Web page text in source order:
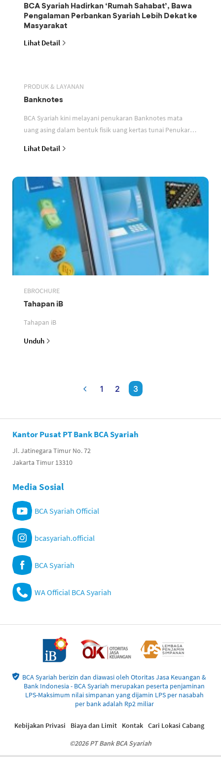
BCA Syariah Hadirkan ‘Rumah Sahabat’, Bawa
Pengalaman Perbankan Syariah Lebih Dekat ke
Masyarakat
Lihat Detail
PRODUK & LAYANAN
Banknotes
BCA Syariah kini melayani penukaran Banknotes mata
uang asing dalam bentuk fisik uang kertas tunai Penukaran
Lihat Detail
EBROCHURE
Tahapan iB
Tahapan iB
Unduh
1 2 3
Kantor Pusat PT Bank BCA Syariah
Jl. Jatinegara Timur No. 72
Jakarta Timur 13310
Media Sosial
BCA Syariah Official
bcasyariah.official
BCA Syariah
WA Official BCA Syariah
BCA Syariah berizin dan diawasi oleh Otoritas Jasa Keuangan &
Bank Indonesia - BCA Syariah merupakan peserta penjaminan
LPS-Maksimum nilai simpanan yang dijamin LPS per nasabah
per bank adalah Rp2 miliar
©2026 PT Bank BCA Syariah
Kebijakan Privasi Biaya dan Limit Kontak Cari Lokasi Cabang